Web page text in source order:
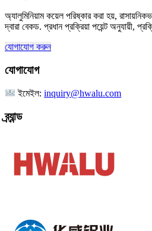
অ্যালুমিনিয়াম কয়েল পরিষ্কার করা হয়,
দ্বারা বেকড. প্রধান প্রক্রিয়া পয়েন্ট অনুযায়ী,
যোগাযোগ করুন
যোগাযোগ
ইমেইল:inquiry@hwalu.com
ব্র্যান্ড